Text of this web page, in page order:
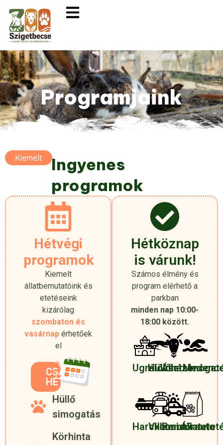
Programjaink
Kiemelt
Ingyenes
programok
Hétvégi
programok
Kiemelt
állatbemutatóink és
etetéseink
kizárólag
szombaton és
vasárnap érhetőek
el
CSAK
HÉTVÉGÉN
Hüllő
simogatás
Körhinta
Hétköznap
is várunk!
Számos élmény és
program elérhető a
parkban
minden nap 10:00-
18:00 között.
Ugrálóvár
Hüllőház
Harckocsi
Villamos
Rendőrauto